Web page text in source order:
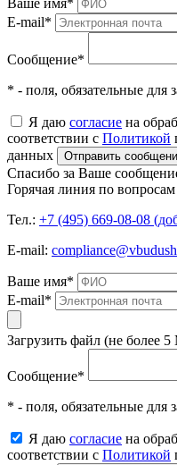
Ваше имя*
E-mail*
Сообщение*
* - поля, обязательные для
Я даю согласие на
соответствии с Политикой
данных
Отправить
Спасибо за Ваше
Горячая линия по
Тел.: +7 (495) 669-08-08
E-mail:
Ваше имя*
E-mail*
Загрузить файл (не более
Сообщение*
* - поля, обязательные для
Я даю согласие на
соответствии с Политикой